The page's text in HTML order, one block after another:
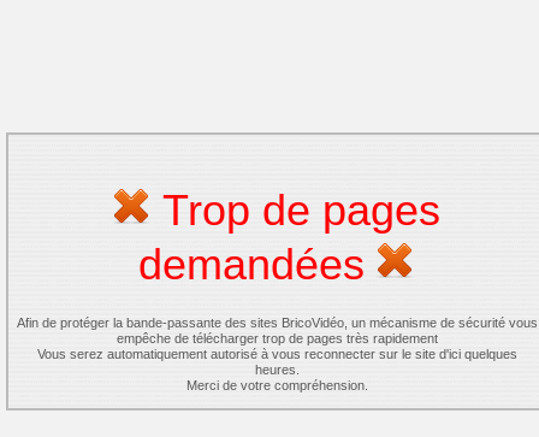
Trop de pages
demandées
Afin de protéger la bande-passante des sites BricoVidéo, un mécanisme de sécurité vous
empêche de télécharger trop de pages très rapidement
Vous serez automatiquement autorisé à vous reconnecter sur le site d'ici quelques
heures.
Merci de votre compréhension.